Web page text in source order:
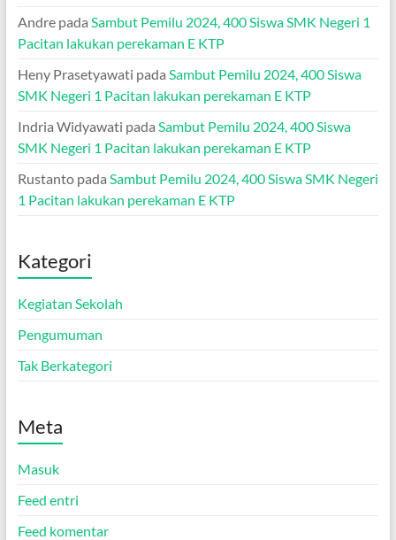
Andrepada Sambut Pemilu 2024, 400 Siswa SMK Negeri 1
Pacitan lakukan perekaman E KTP
Heny Prasetyawati pada Sambut Pemilu 2024, 400 Siswa
SMK Negeri 1 Pacitan lakukan perekaman E KTP
Indria Widyawati pada Sambut Pemilu 2024, 400 Siswa
SMK Negeri 1 Pacitan lakukan perekaman E KTP
Rustantopada Sambut Pemilu 2024, 400 Siswa SMK Negeri
1 Pacitan lakukan perekaman E KTP
Kategori
Kegiatan Sekolah
Pengumuman
Tak Berkategori
Meta
Masuk
Feed entri
Feed komentar